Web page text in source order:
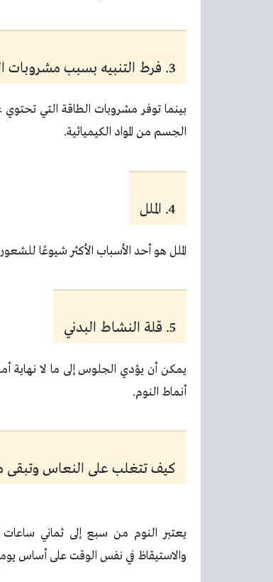
3. فرط التنبيه بسبب مشروبات الطاقة
بينما توفر مشروبات الطاقة التي تحتوي
الجسم من المواد الكيميائية.
4. الملل
الملل هو أحد الأسباب الأكثر شيوعًا
5. قلة النشاط البدني
يمكن أن يؤدي الجلوس إلى ما لا نهاية
أنماط النوم.
كيف تتغلب على النعاس وتبقى
يعتبر النوم من سبع إلى ثماني ساعات
والاستيقاظ في نفس الوقت على أساس